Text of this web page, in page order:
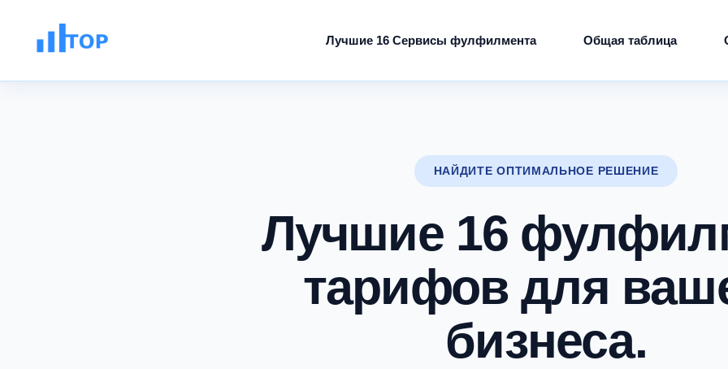
Лучшие 16 Сервисы фулфилмента Общая таблица
НАЙДИТЕ ОПТИМАЛЬНОЕ РЕШЕНИЕ
Лучшие 16
тарифов для
бизнеса.